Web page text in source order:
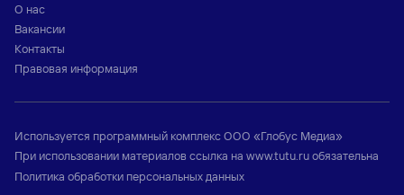
О нас
Вакансии
Контакты
Правовая информация
Используется программный комплексООО «Глобус Медиа»
При использовании материалов ссылка на www.tutu.ruобязательна
Политика обработки персональных данных